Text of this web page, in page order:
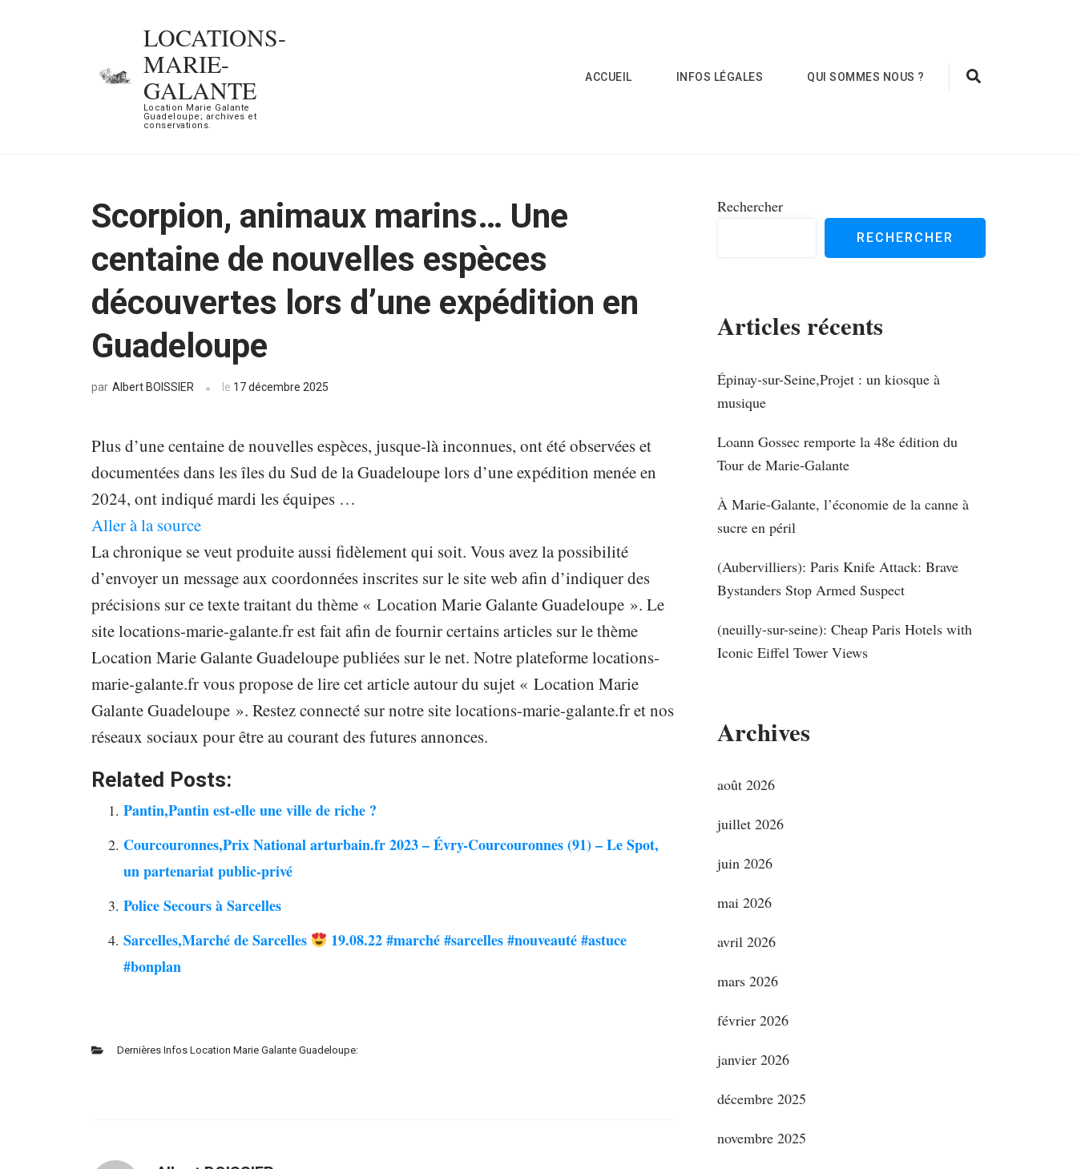
LOCATIONS-
MARIE-
GALANTE
Location Marie Galante
Guadeloupe; archives et
conservations.
ACCUEIL INFOS LÉGALES QUI SOMMES NOUS ?
Scorpion, animaux marins… Une
centaine de nouvelles espèces
découvertes lors d’une expédition en
Guadeloupe
par Albert BOISSIER le 17 décembre 2025
Plus d’une centaine de nouvelles espèces, jusque-là inconnues, ont été observées et
documentées dans les îles du Sud de la Guadeloupe lors d’une expédition menée en
2024, ont indiqué mardi les équipes …
Aller à la source
La chronique se veut produite aussi fidèlement qui soit. Vous avez la possibilité
d’envoyer un message aux coordonnées inscrites sur le site web afin d’indiquer des
précisions sur ce texte traitant du thème « Location Marie Galante Guadeloupe ». Le
site locations-marie-galante.fr est fait afin de fournir certains articles sur le thème
Location Marie Galante Guadeloupe publiées sur le net. Notre plateforme locations-
marie-galante.fr vous propose de lire cet article autour du sujet « Location Marie
Galante Guadeloupe ». Restez connecté sur notre site locations-marie-galante.fr et nos
réseaux sociaux pour être au courant des futures annonces.
Related Posts:
Pantin,Pantin est-elle une ville de riche ?
Courcouronnes,Prix National arturbain.fr 2023 – Évry-Courcouronnes (91) – Le Spot,
un partenariat public-privé
Police Secours à Sarcelles
Sarcelles,Marché de Sarcelles
19.08.22 #marché #sarcelles #nouveauté #astuce
#bonplan
Dernières Infos Location Marie Galante Guadeloupe:
Rechercher
RECHERCHER
Articles récents
Épinay-sur-Seine,Projet : un kiosque à
musique
Loann Gossec remporte la 48e édition du
Tour de Marie-Galante
À Marie-Galante, l’économie de la canne à
sucre en péril
(Aubervilliers): Paris Knife Attack: Brave
Bystanders Stop Armed Suspect
(neuilly-sur-seine): Cheap Paris Hotels with
Iconic Eiffel Tower Views
Archives
août 2026
juillet 2026
juin 2026
mai 2026
avril 2026
mars 2026
février 2026
janvier 2026
décembre 2025
novembre 2025